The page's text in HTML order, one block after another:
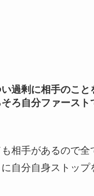
過剰に相手のこと
ろ自分ファースト
相手があるので全
自分自身ストップ